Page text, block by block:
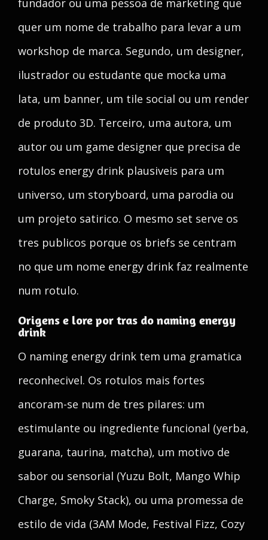
fundador ou uma pessoa de marketing que
quer um nome de trabalho para levar a um
workshop de marca. Segundo, um designer,
ilustrador ou estudante que mocka uma
lata, um banner, um tile social ou um render
de produto 3D. Terceiro, uma autora, um
autor ou um game designer que precisa de
rotulos energy drink plausiveis para um
universo, um storyboard, uma parodia ou
um projeto satirico. O mesmo set serve os
tres publicos porque os briefs se centram
no que um nome energy drink faz realmente
num rotulo.
Origens e lore por tras do naming energy
drink
O naming energy drink tem uma gramatica
reconhecivel. Os rotulos mais fortes
ancoram-se num de tres pilares: um
estimulante ou ingrediente funcional (yerba,
guarana, taurina, matcha), um motivo de
sabor ou sensorial (Yuzu Bolt, Mango Whip
Charge, Smoky Stack), ou uma promessa de
estilo de vida (3AM Mode, Festival Fizz, Cozy